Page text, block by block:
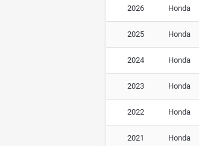
2026 Honda
2025 Honda
2024 Honda
2023 Honda
2022 Honda
2021 Honda